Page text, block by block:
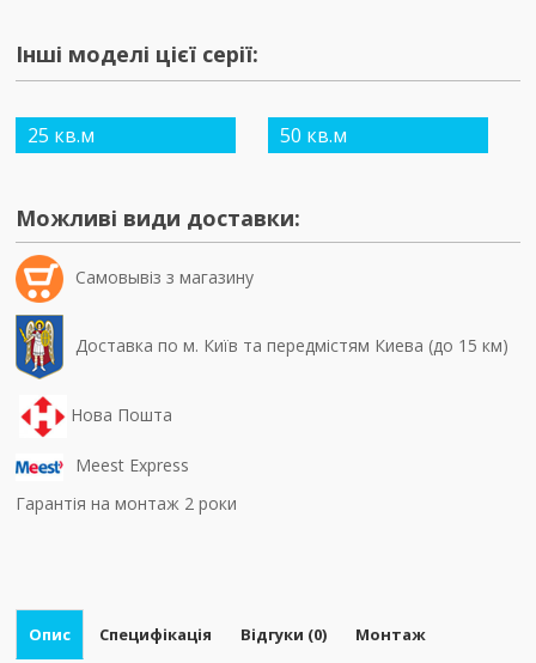
Інші моделі цієї серії:
25 кв.м 50 кв.м
Можливі види доставки:
Самовывiз з магазину
Доставка по м. Київ та передмістям Киева (до 15 км)
Нова Пошта
Meest Express
Гарантія на монтаж 2 роки
Опис Специфікація Відгуки (0) Монтаж